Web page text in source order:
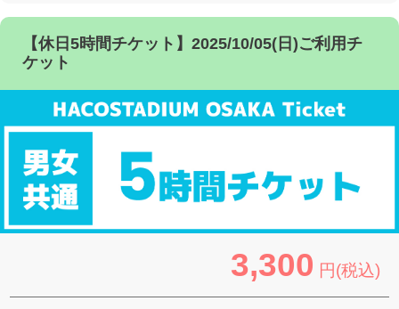
【休日5時間チケット】2025/10/05(日)ご利用チ
ケット
3,300 円(税込)